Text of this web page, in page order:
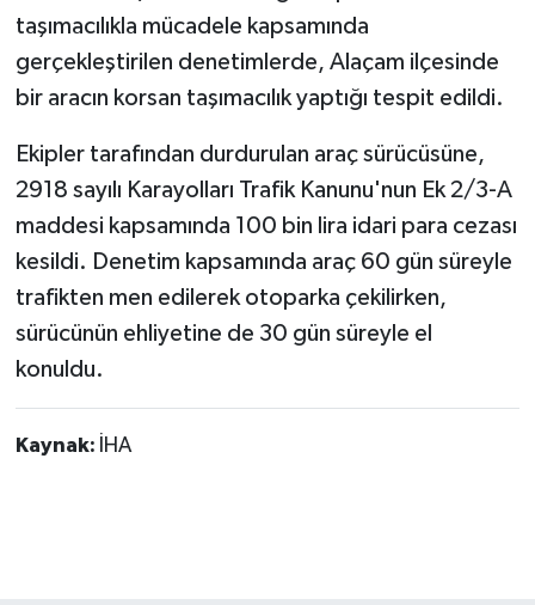
taşımacılıkla mücadele kapsamında
gerçekleştirilen denetimlerde, Alaçam ilçesinde
bir aracın korsan taşımacılık yaptığı tespit edildi.
Ekipler tarafından durdurulan araç sürücüsüne,
2918 sayılı Karayolları Trafik Kanunu'nun Ek 2/3-A
maddesi kapsamında 100 bin lira idari para cezası
kesildi. Denetim kapsamında araç 60 gün süreyle
trafikten men edilerek otoparka çekilirken,
sürücünün ehliyetine de 30 gün süreyle el
konuldu.
Kaynak: İHA